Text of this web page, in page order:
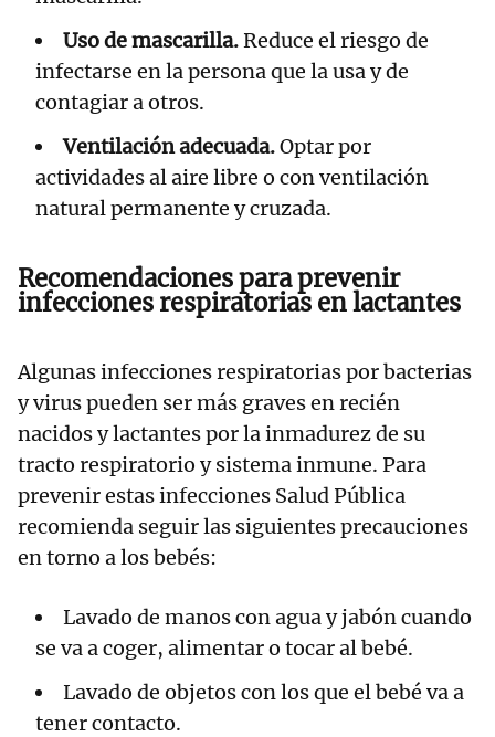
Uso de mascarilla.Reduce el riesgo de
infectarse en la persona que la usa y de
contagiar a otros.
Ventilación adecuada.Optar por
actividades al aire libre o con ventilación
natural permanente y cruzada.
Recomendaciones para prevenir
infecciones respiratorias en lactantes
Algunas infecciones respiratorias por bacterias
y virus pueden ser más graves en recién
nacidos y lactantes por la inmadurez de su
tracto respiratorio y sistema inmune. Para
prevenir estas infecciones Salud Pública
recomienda seguir las siguientes precauciones
en torno a los bebés:
Lavado de manos con agua y jabón cuando
se va a coger, alimentar o tocar al bebé.
Lavado de objetos con los que el bebé va a
tener contacto.